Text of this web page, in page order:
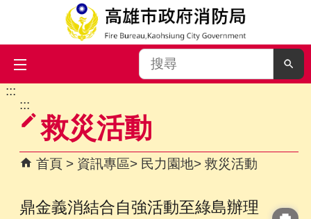
跳到主要內容區塊
搜
尋
:::
:::
救災活動
首頁 資訊專區 民力園地 救災活動
鼎金義消結合自強活動至綠島辦理